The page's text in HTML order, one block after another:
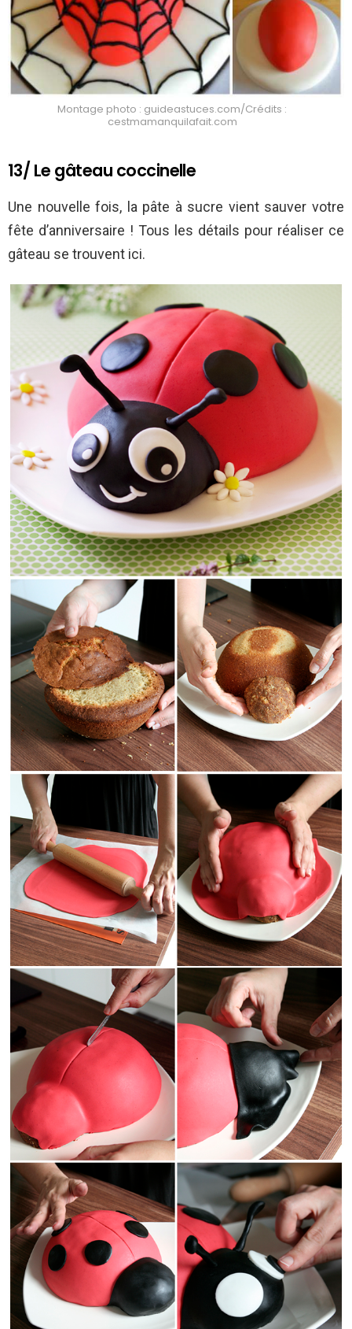
Montage photo : guideastuces.com/Crédits :
cestmamanquilafait.com
13/ Le gâteau coccinelle
Une nouvelle fois, la pâte à sucre vient sauver votre
fête d’anniversaire ! Tous les détails pour réaliser ce
gâteau se trouvent ici.